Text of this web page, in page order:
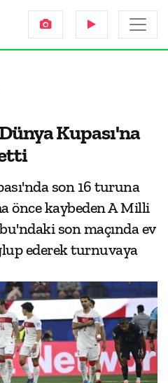
Kupası'na
son 16 turuna
önce kaybeden A Milli
son maçında ev
ederek turnuvaya